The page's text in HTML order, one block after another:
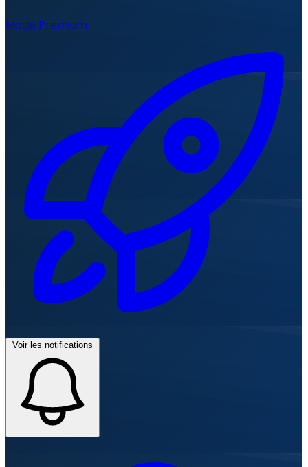
Mode Premium
Voir les notifications